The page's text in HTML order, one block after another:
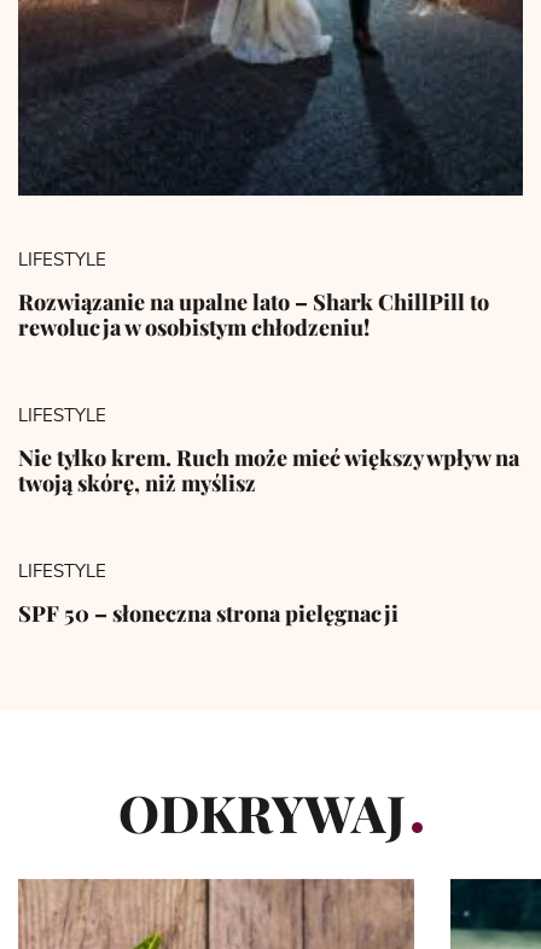
LIFESTYLE
Rozwiązanie na upalne lato – Shark ChillPill to
rewolucja w osobistym chłodzeniu!
LIFESTYLE
Nie tylko krem. Ruch może mieć większy wpływ na
twoją skórę, niż myślisz
LIFESTYLE
SPF 50 – słoneczna strona pielęgnacji
ODKRYWAJ